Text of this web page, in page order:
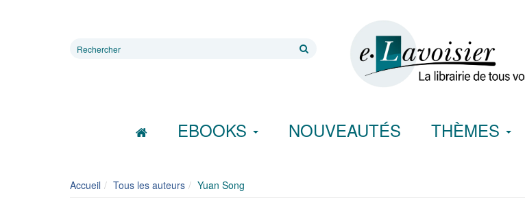
Rechercher
EBOOKS NOUVEAUTÉS THÈMES
Accueil Tous les auteurs Yuan Song